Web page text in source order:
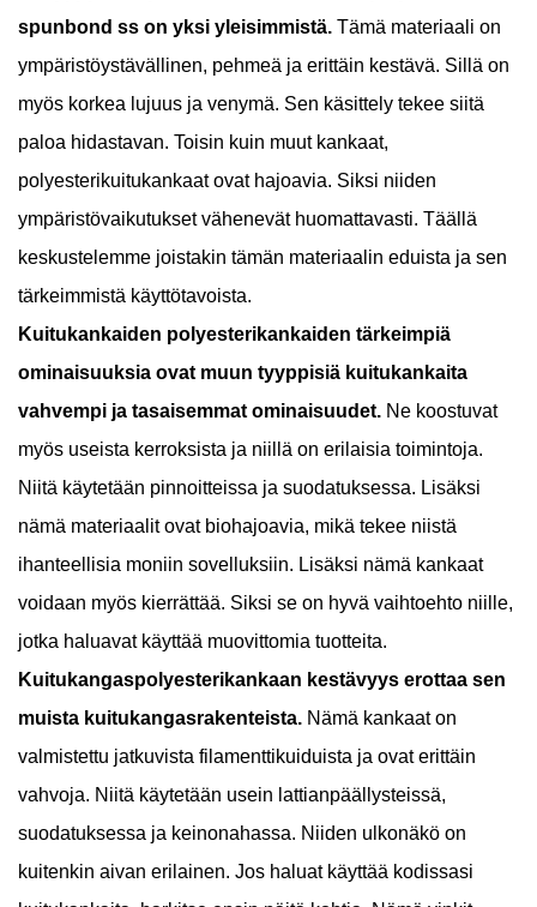
spunbond ss on yksi yleisimmistä. Tämä materiaali on
ympäristöystävällinen, pehmeä ja erittäin kestävä. Sillä on
myös korkea lujuus ja venymä. Sen käsittely tekee siitä
paloa hidastavan. Toisin kuin muut kankaat,
polyesterikuitukankaat ovat hajoavia. Siksi niiden
ympäristövaikutukset vähenevät huomattavasti. Täällä
keskustelemme joistakin tämän materiaalin eduista ja sen
tärkeimmistä käyttötavoista.
Kuitukankaiden polyesterikankaiden tärkeimpiä
ominaisuuksia ovat muun tyyppisiä kuitukankaita
vahvempi ja tasaisemmat ominaisuudet. Ne koostuvat
myös useista kerroksista ja niillä on erilaisia ​​toimintoja.
Niitä käytetään pinnoitteissa ja suodatuksessa. Lisäksi
nämä materiaalit ovat biohajoavia, mikä tekee niistä
ihanteellisia moniin sovelluksiin. Lisäksi nämä kankaat
voidaan myös kierrättää. Siksi se on hyvä vaihtoehto niille,
jotka haluavat käyttää muovittomia tuotteita.
Kuitukangaspolyesterikankaan kestävyys erottaa sen
muista kuitukangasrakenteista. Nämä kankaat on
valmistettu jatkuvista filamenttikuiduista ja ovat erittäin
vahvoja. Niitä käytetään usein lattianpäällysteissä,
suodatuksessa ja keinonahassa. Niiden ulkonäkö on
kuitenkin aivan erilainen. Jos haluat käyttää kodissasi